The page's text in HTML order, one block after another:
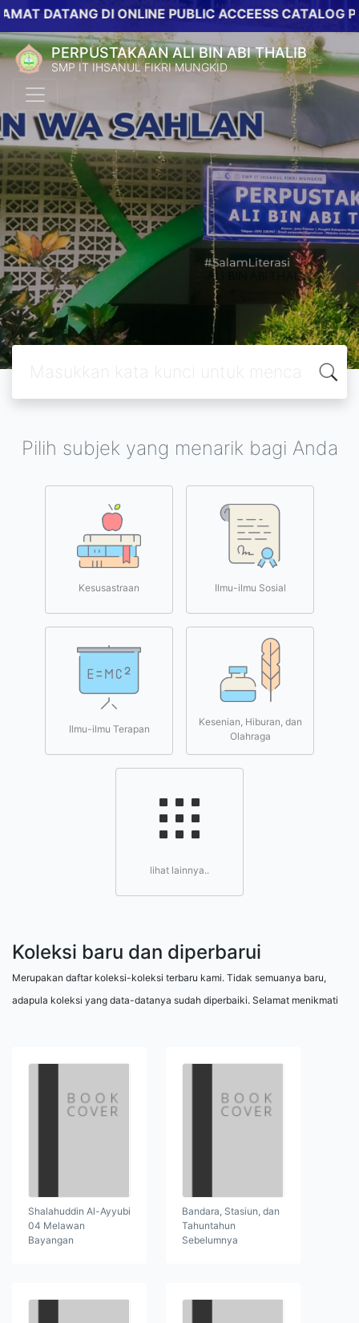
DI ONLINE PUBLIC ACCEESS CATALOG
PERPUSTAKAAN ALI BIN ABI THALIB
SMP IT IHSANUL FIKRI MUNGKID
Pilih subjek yang menarik bagi Anda
Kesusastraan Ilmu-ilmu Sosial
Ilmu-ilmu Terapan
Kesenian, Hiburan, dan
Olahraga
lihat lainnya..
Koleksi baru dan diperbarui
Merupakan daftar koleksi-koleksi terbaru kami. Tidak semuanya baru,
adapula koleksi yang data-datanya sudah diperbaiki. Selamat menikmati
Shalahuddin Al-Ayyubi
04 Melawan
Bayangan
Bandara, Stasiun, dan
Tahuntahun
Sebelumnya